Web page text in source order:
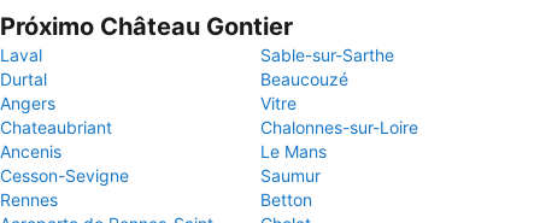
Próximo Château Gontier
Laval
Sable-sur-Sarthe
Durtal
Beaucouzé
Angers
Vitre
Chateaubriant
Chalonnes-sur-Loire
Ancenis
Le Mans
Cesson-Sevigne
Saumur
Rennes
Betton